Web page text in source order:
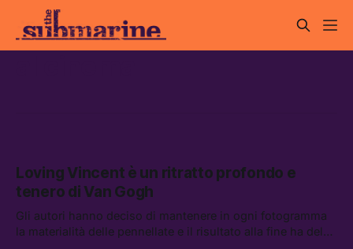
Loving Vincent è un ritratto profondo e
tenero di Van Gogh
Gli autori hanno deciso di mantenere in ogni fotogramma
la materialità delle pennellate e il risultato alla fine ha del